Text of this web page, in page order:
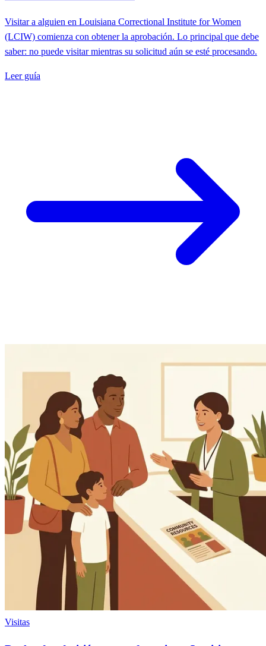
Visitar a alguien en Louisiana Correctional Institute for Women
(LCIW) comienza con obtener la aprobación. Lo principal que debe
saber: no puede visitar mientras su solicitud aún se esté procesando.
Leer guía
Visitas